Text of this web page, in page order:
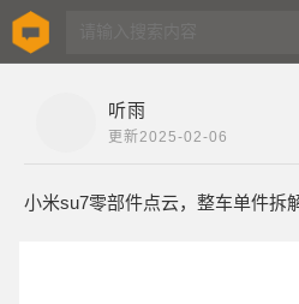
听雨
更新2025-02-06
小米su7零部件点云，整车单件拆